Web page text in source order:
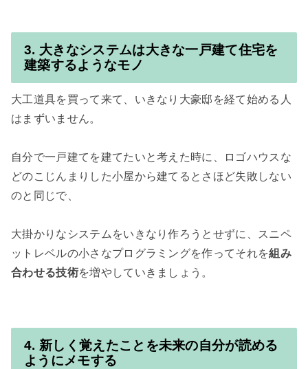
3. 大きなシステムは大きな一戸建て住宅を
建築するようなモノ
大工道具を買って来て、いきなり大豪邸を経て始める人
はまずいません。
自分で一戸建てを建てたいと考えた時に、ロゴハウスな
どのこじんまりした小屋から建てるとさほど失敗しない
のと同じで、
大掛かりなシステムをいきなり作ろうとせずに、スニペ
ットレベルの小さなプログラミングを作ってそれを組み
合わせる技術を増やしていきましょう。
4. 新しく覚えたことを未来の自分が読める
ようにメモする